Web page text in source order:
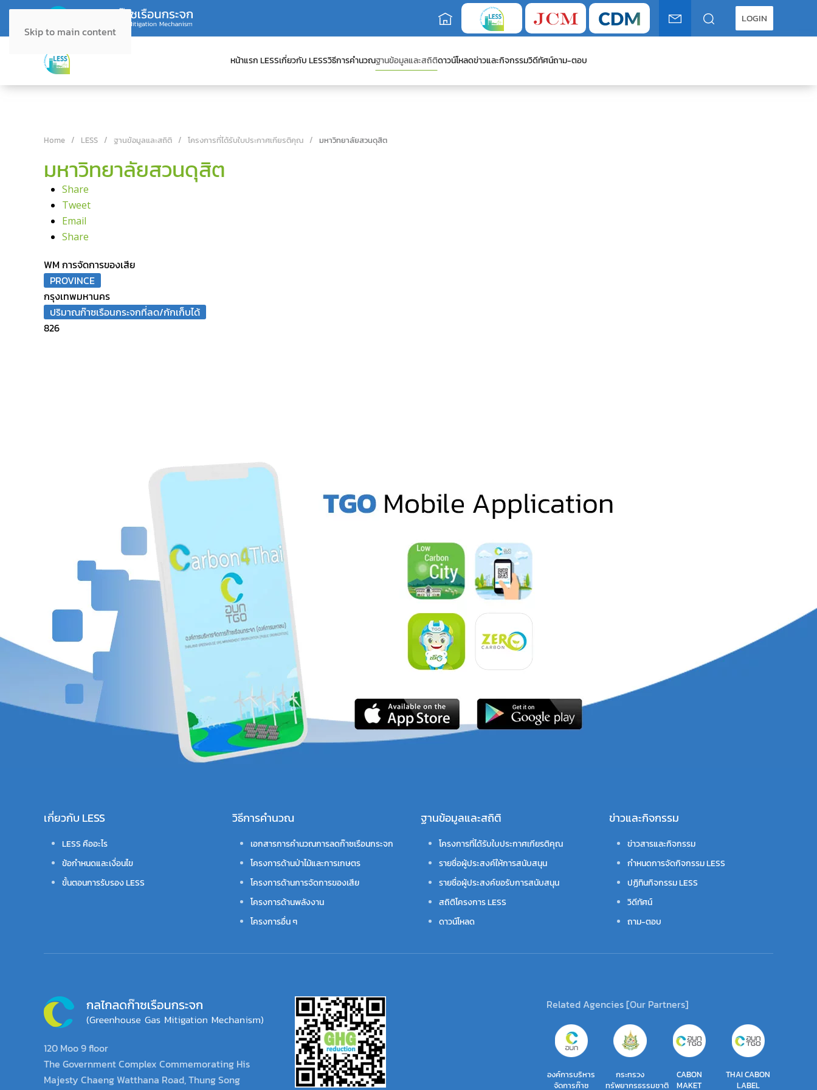
Skip to main content
LOGIN
หน้าแรก LESSเกี่ยวกับ LESSวิธีการคำนวณฐานข้อมูลและสถิติดาวน์โหลดข่าวและกิจกรรมวิดีทัศน์ถาม-ตอบ
Home LESS ฐานข้อมูลและสถิติ โครงการที่ได้รับใบประกาศเกียรติคุณ มหาวิทยาลัยสวนดุสิต
มหาวิทยาลัยสวนดุสิต
Share
Tweet
Email
Share
WM การจัดการของเสีย
PROVINCE
กรุงเทพมหานคร
ปริมาณก๊าซเรือนกระจกที่ลด/กักเก็บได้
826
เกี่ยวกับ LESS
LESS คืออะไร
ข้อกำหนดและเงื่อนไข
ขั้นตอนการรับรอง LESS
วิธีการคำนวณ
เอกสารการคำนวณการลดก๊าซเรือนกระจก
โครงการด้านป่าไม้และการเกษตร
โครงการด้านการจัดการของเสีย
โครงการด้านพลังงาน
โครงการอื่น ๆ
ฐานข้อมูลและสถิติ
โครงการที่ได้รับใบประกาศเกียรติคุณ
รายชื่อผู้ประสงค์ให้การสนับสนุน
รายชื่อผู้ประสงค์ขอรับการสนับสนุน
สถิติโครงการ LESS
ดาวน์โหลด
ข่าวและกิจกรรม
ข่าวสารและกิจกรรม
กำหนดการจัดกิจกรรม LESS
ปฏิทินกิจกรรม LESS
วิดีทัศน์
ถาม-ตอบ
120 Moo 9 floor
The Government Complex Commemorating His
Majesty Chaeng Watthana Road, Thung Song
Related Agencies [Our Partners]
องค์การบริหาร
จัดการก๊าซ
กระทรวง
ทรัพยากรธรรมชาติ
CABON
MAKET
THAI CABON
LABEL